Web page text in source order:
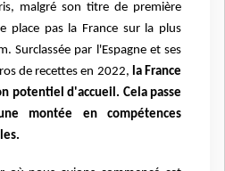
malgré son titre de première
place pas la France sur la plus
Surclassée par l'Espagne et ses
de recettes en 2022, la France
potentiel d'accueil. Cela passe
montée en compétences